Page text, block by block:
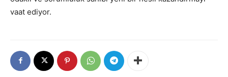
vaat ediyor.